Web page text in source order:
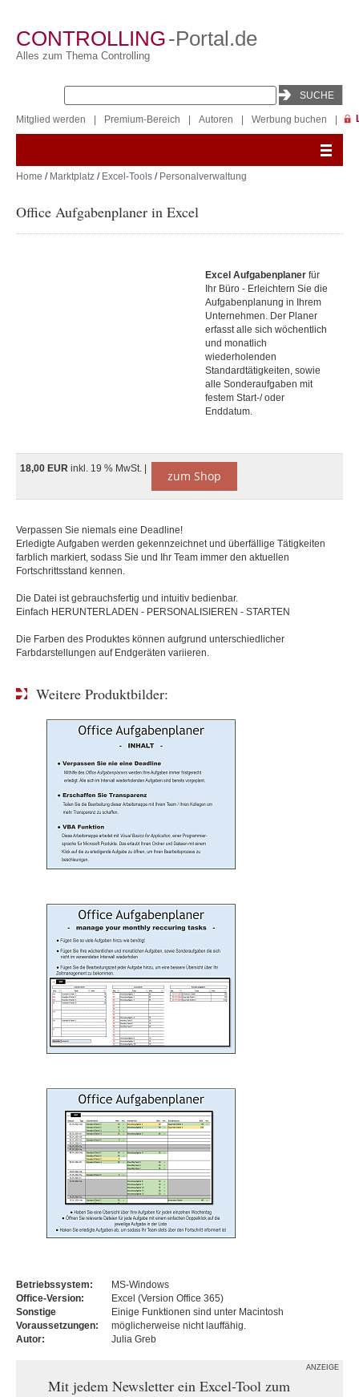
CONTROLLING-Portal.de
Alles zum Thema Controlling
Mitglied werden Premium-Bereich Autoren Werbung buchen
Home / Marktplatz / Excel-Tools / Personalverwaltung
Office Aufgabenplaner in Excel
Excel Aufgabenplaner für
Ihr Büro - Erleichtern Sie die
Aufgabenplanung in Ihrem
Unternehmen. Der Planer
erfasst alle sich wöchentlich
und monatlich
wiederholenden
Standardtätigkeiten, sowie
alle Sonderaufgaben mit
festem Start-/ oder
Enddatum.
18,00 EUR inkl. 19 % MwSt. | zum Shop
Verpassen Sie niemals eine Deadline!
Erledigte Aufgaben werden gekennzeichnet und überfällige Tätigkeiten
farblich markiert, sodass Sie und Ihr Team immer den aktuellen
Fortschrittsstand kennen.
Die Datei ist gebrauchsfertig und intuitiv bedienbar.
Einfach HERUNTERLADEN - PERSONALISIEREN - STARTEN
Die Farben des Produktes können aufgrund unterschiedlicher
Farbdarstellungen auf Endgeräten variieren.
Weitere Produktbilder:
Betriebssystem:
MS-Windows
Office-Version:
Excel (Version Office 365)
Sonstige
Voraussetzungen:
Einige Funktionen sind unter Macintosh
möglicherweise nicht lauffähig.
Autor:
Julia Greb
ANZEIGE
Mit jedem Newsletter ein Excel-Tool zum